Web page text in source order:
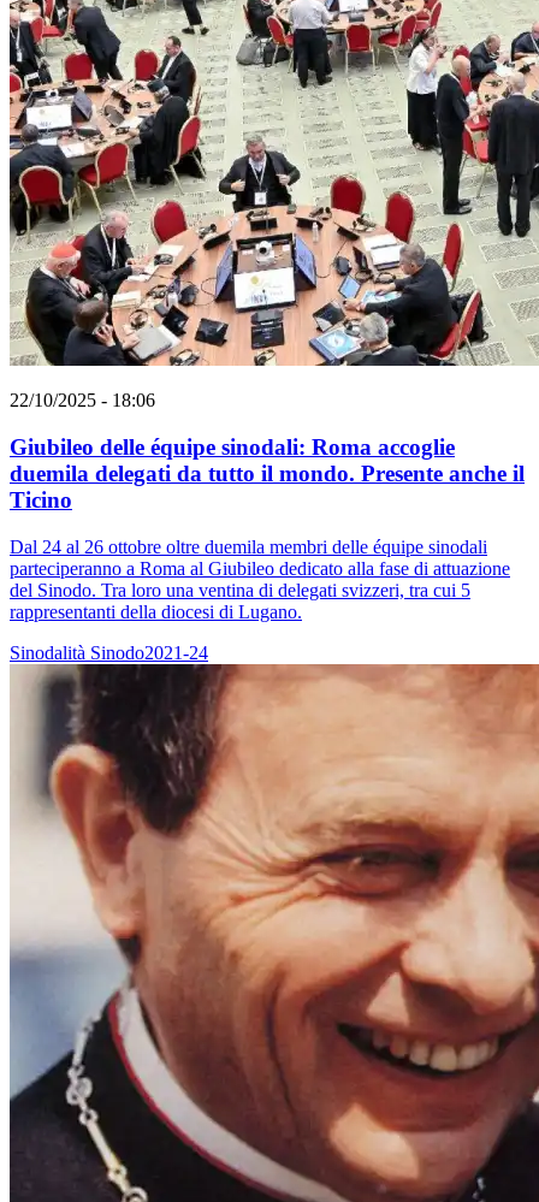
22/10/2025 - 18:06
Giubileo delle équipe sinodali: Roma accoglie
duemila delegati da tutto il mondo. Presente anche il
Ticino
Dal 24 al 26 ottobre oltre duemila membri delle équipe sinodali
parteciperanno a Roma al Giubileo dedicato alla fase di attuazione
del Sinodo. Tra loro una ventina di delegati svizzeri, tra cui 5
rappresentanti della diocesi di Lugano.
Sinodalità Sinodo2021-24